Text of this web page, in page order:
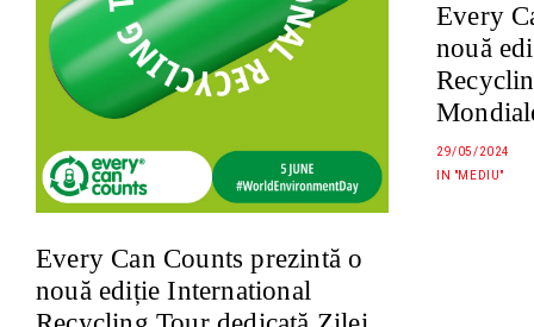
Every Can Counts prezintă o
nouă ediție International
Every
nouă
29/05/2024
IN "MEDIU"